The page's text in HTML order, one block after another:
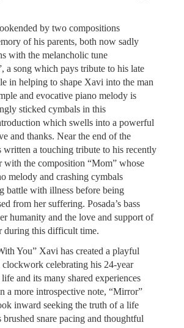
by two compositions
of his parents, both now sadly
with the melancholic tune
a song which pays tribute to his late
in helping to shape Xavi into the man
and evocative piano melody is
sticked cymbals in this
which swells into a powerful
and thanks. Near the end of the
written a touching tribute to his recently
with the composition “Mom” whose
melody and crashing cymbals
battle with illness before being
from her suffering. Posada’s bass
humanity and the love and support of
during this difficult time.
You” Xavi has created a playful
clockwork celebrating his 24-year
and its many shared experiences
a more introspective note, “Mirror”
inward seeking the truth of a life
snare pacing and thoughtful